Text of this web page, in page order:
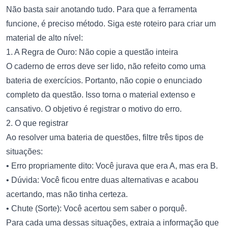
Não basta sair anotando tudo. Para que a ferramenta
funcione, é preciso método. Siga este roteiro para criar um
material de alto nível:
1. A Regra de Ouro: Não copie a questão inteira
O caderno de erros deve ser lido, não refeito como uma
bateria de exercícios. Portanto, não copie o enunciado
completo da questão. Isso torna o material extenso e
cansativo. O objetivo é registrar o motivo do erro.
2. O que registrar
Ao resolver uma bateria de questões, filtre três tipos de
situações:
• Erro propriamente dito: Você jurava que era A, mas era B.
• Dúvida: Você ficou entre duas alternativas e acabou
acertando, mas não tinha certeza.
• Chute (Sorte): Você acertou sem saber o porquê.
Para cada uma dessas situações, extraia a informação que